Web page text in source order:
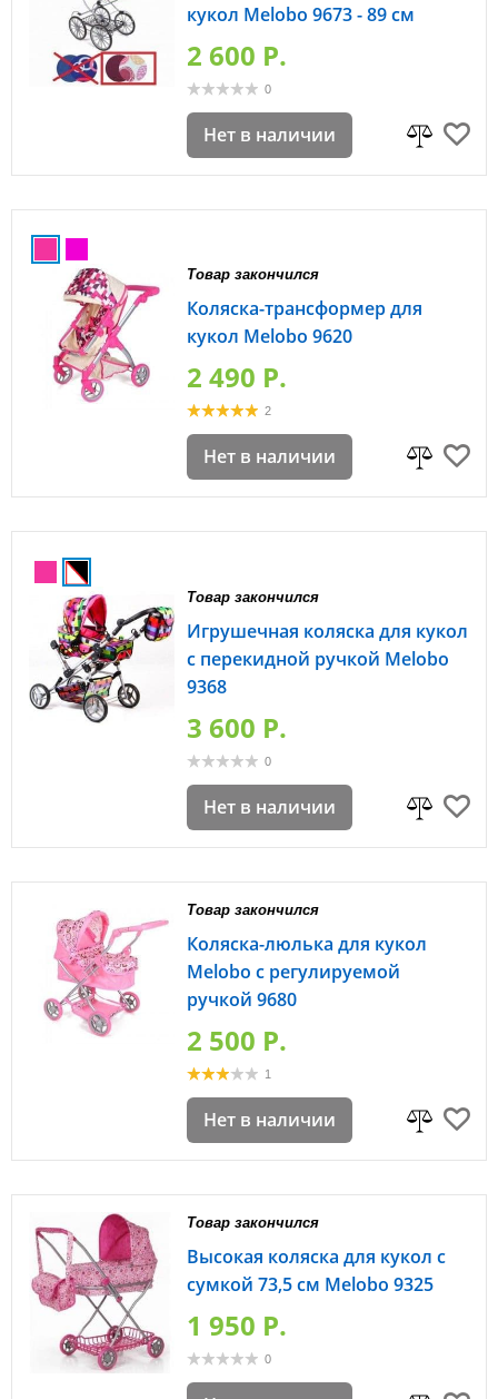
кукол Melobo 9673 - 89 см
2 600 P.
0
Нет в наличии
Товар закончился
Коляска-трансформер для
кукол Melobo 9620
2 490 P.
2
Нет в наличии
Товар закончился
Игрушечная коляска для кукол
с перекидной ручкой Melobo
9368
3 600 P.
0
Нет в наличии
Товар закончился
Коляска-люлька для кукол
Melobo с регулируемой
ручкой 9680
2 500 P.
1
Нет в наличии
Товар закончился
Высокая коляска для кукол с
сумкой 73,5 см Melobo 9325
1 950 P.
0